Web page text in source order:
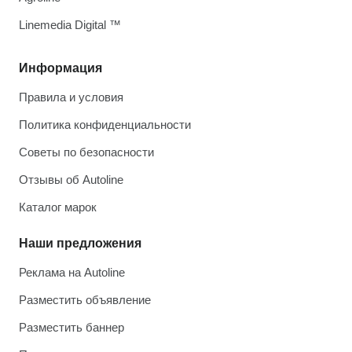
Информация
Правила и условия
Политика конфиденциальности
Советы по безопасности
Отзывы об Autoline
Каталог марок
Наши предложения
Реклама на Autoline
Разместить объявление
Разместить баннер
Linemedia Digital ™